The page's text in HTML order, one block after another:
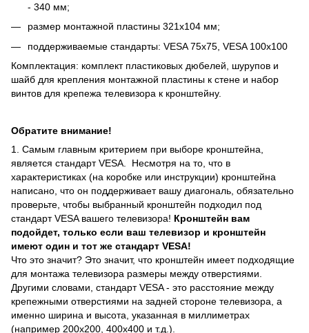
- 340 мм;
размер монтажной пластины 321х104 мм;
поддерживаемые стандарты: VESA 75x75, VESA 100x100
Комплектация: комплект пластиковых дюбелей, шурупов и
шайб для крепления монтажной пластины к стене и набор
винтов для крепежа телевизора к кронштейну.
Обратите внимание!
1. Самым главным критерием при выборе кронштейна,
является стандарт VESA. Несмотря на то, что в
характеристиках (на коробке или инструкции) кронштейна
написано, что он поддерживает вашу диагональ, обязательно
проверьте, чтобы выбранный кронштейн подходил под
стандарт VESA вашего телевизора! Кронштейн вам
подойдет, только если ваш телевизор и кронштейн
имеют один и тот же стандарт VESA!
Что это значит? Это значит, что кронштейн имеет подходящие
для монтажа телевизора размеры между отверстиями.
Другими словами, стандарт VESA - это расстояние между
крепежными отверстиями на задней стороне телевизора, а
именно ширина и высота, указанная в миллиметрах
(например 200х200, 400х400 и т.д.).